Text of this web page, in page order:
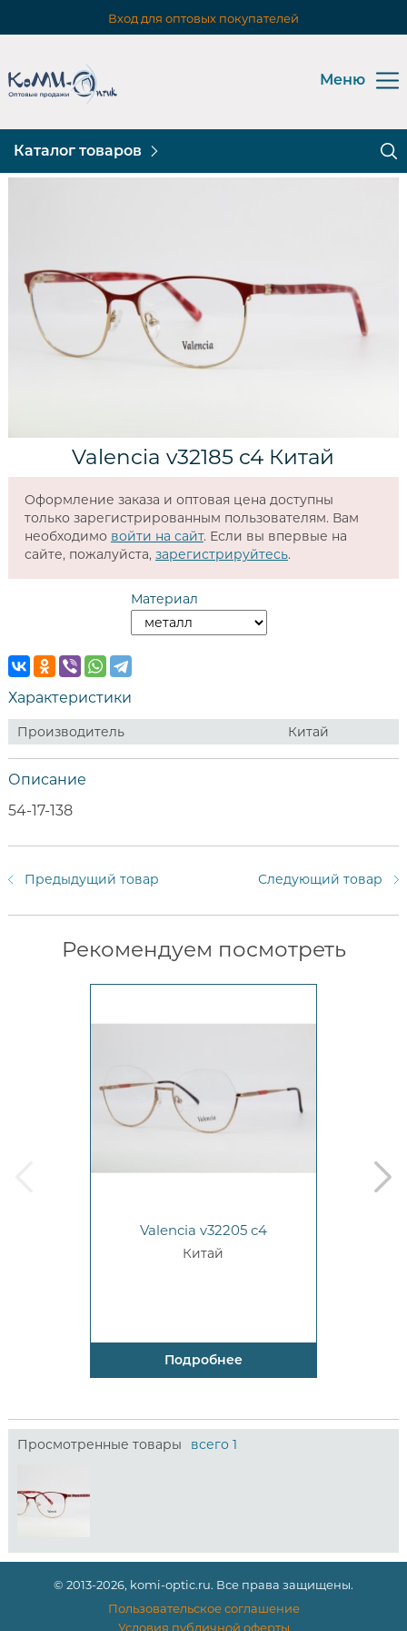
Вход для оптовых покупателей
Меню
Каталог товаров
Valencia v32185 c4 Китай
Оформление заказа и оптовая цена доступны
только зарегистрированным пользователям. Вам
необходимо войти на сайт. Если вы впервые на
сайте, пожалуйста, зарегистрируйтесь.
Материал
Характеристики
Производитель Китай
Описание
54-17-138
Предыдущий товар Следующий товар
Рекомендуем посмотреть
Valencia v32205 c4
Китай
Подробнее
next
Просмотренные товары всего 1
© 2013-2026, komi-optic.ru. Все права защищены.
Пользовательское соглашение
Условия публичной оферты